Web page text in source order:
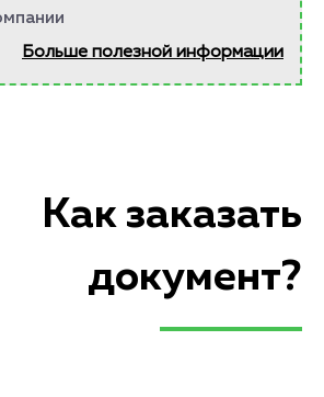
Больше полезной информации
Как заказать
документ?